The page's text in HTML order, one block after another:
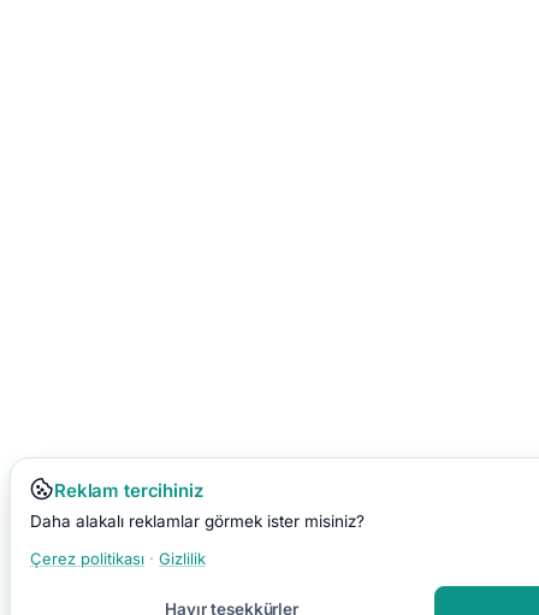
Reklam tercihiniz
Daha alakalı reklamlar görmek ister misiniz?
Çerez politikası · Gizlilik
Hayır teşekkürler